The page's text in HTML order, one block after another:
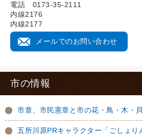
電話 0173-35-2111
内線2176
内線2177
メールでのお問い合わせ
市の情報
市章、市民憲章と市の花・鳥・木・貝
五所川原PRキャラクター「ごしょり